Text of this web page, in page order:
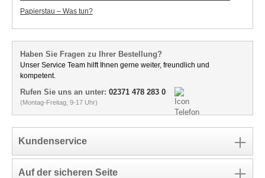
Papierstau – Was tun?
Haben Sie Fragen zu Ihrer Bestellung?
Unser Service Team hilft Ihnen gerne weiter, freundlich und
kompetent.
Rufen Sie uns an unter: 02371 478 283 0
(Montag-Freitag, 9-17 Uhr)
Kundenservice
Auf der sicheren Seite